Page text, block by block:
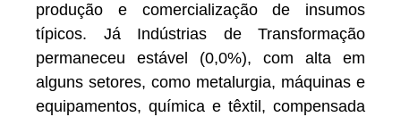
produção e comercialização de insumos
típicos. Já Indústrias de Transformação
permaneceu estável (0,0%), com alta em
alguns setores, como metalurgia, máquinas e
equipamentos, química e têxtil, compensada